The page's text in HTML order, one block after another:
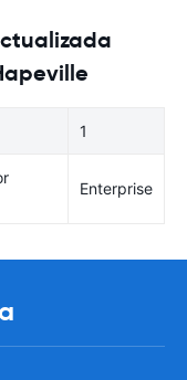
1
Enterprise